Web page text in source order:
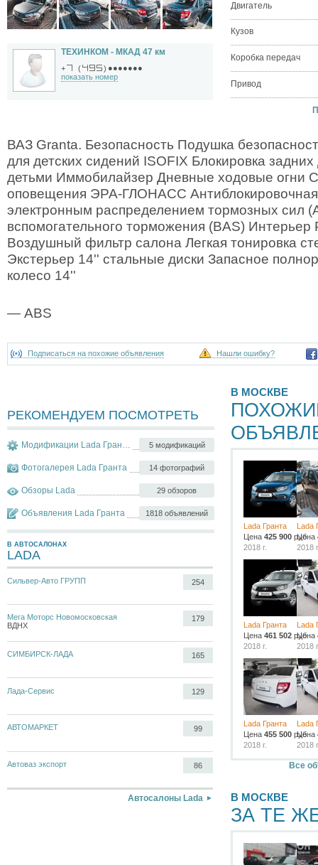
ТЕХИНКОМ - МКАД 47 км
+ ( ) ●●●●●●●
показать номер
Двигатель
Кузов
Коробка передач
Привод
ВАЗ Granta. Безопасность Подушка
для детских сидений ISOFIX Блокировка
детьми Иммобилайзер Дневные ходовые огни
оповещения ЭРА-ГЛОНАСС
электронным распределением тормозных сил
вспомогательного торможения (BAS)
Воздушный фильтр салона Легкая тонировка
Экстерьер 14'' стальные диски Запасное
колесо 14''
— ABS
Подписаться на похожие объявления Нашли ошибку?
РЕКОМЕНДУЕМ ПОСМОТРЕТЬ
5 модификаций
Модификации Lada Гранта
14 фотографий
Фотогалерея Lada Гранта
29 обзоров
Обзоры Lada
1818 объявлений
Объявления Lada Гранта
В АВТОСАЛОНАХ
LADA
Сильвер-Авто ГРУПП 254
Мега Моторс Новомосковская
ВДНХ
179
СИМБИРСК-ЛАДА 165
Лада-Сервис 129
АВТОМАРКЕТ 99
Автоваз экспорт 86
Автосалоны Lada
В МОСКВЕ
Lada Гранта
Цена 425 900 руб.
2018 г.
Lada
Цена
2018
Lada Гранта
Цена 461 502 руб.
2018 г.
Lada
Цена
2018
Lada Гранта
Цена 455 500 руб.
2018 г.
Lada
Цена
2018
Все
В МОСКВЕ
ЗА ТЕ